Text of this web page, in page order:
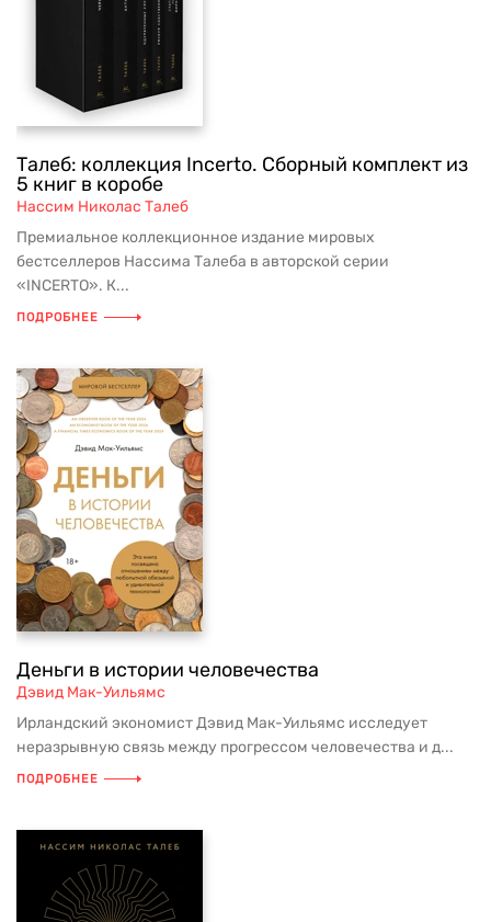
Талеб: коллекция Incerto. Сборный комплект из
5 книг в коробе
Нассим Николас Талеб
Премиальное коллекционное издание мировых
бестселлеров Нассима Талеба в авторской серии
«INCERTO». К...
ПОДРОБНЕЕ
Деньги в истории человечества
Дэвид Мак-Уильямс
Ирландский экономист Дэвид Мак-Уильямс исследует
неразрывную связь между прогрессом человечества и д...
ПОДРОБНЕЕ